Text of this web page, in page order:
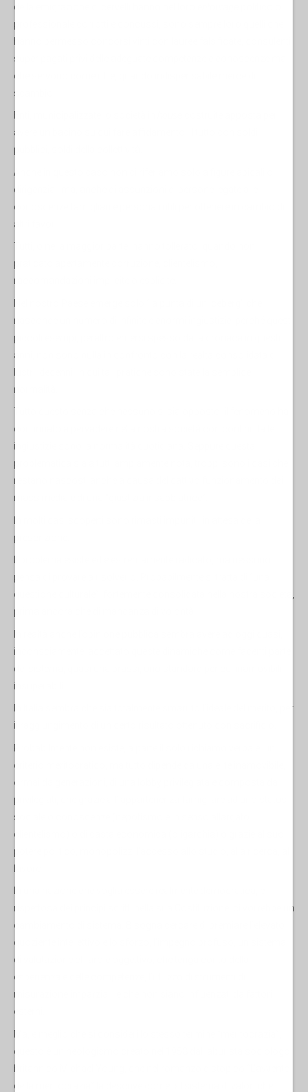
della emigrazione di cervelli hanno nel loro
professionale corrotti e concussi, sono sempre loro quelli che
super pagati privi delle adeguate competenze e conoscenze ma,
che servono come utile, quando indispensabile merce di
scambio.
avere un bacino su cui fare affidamento, il tutto con soldi
pubblici, soldi della collettività.
Anche in questo caso non ci riferiamo solo a figure apicali o
dirigenziali ma, anche di assunzioni di persone legate alle
conoscenze famigliari e personali utili per ottenere in cambio di
altri favori.
Tutti, o nella maggior parte, hanno tollerato, quando non
praticato apertamente corruzione, clientelismo,
raccomandazioni implicite o esplicite.
nasconde un numero di infinite e enormi ingiustizie, perché questi
piccoli esempi, peraltro emersi spesso dalla cronaca in questi
anni, non sono nulla in confronto con la realtà consolidata di
normalità.
Tutto questo senza che nessuno si sia opposto, il fenomeno ha
continuato a pervadere nella nostra società con continuità le
ingiustizie sono la normalità quotidiana. Seppure questa
problematica sia a tutti ampiamente nota, troppi sono i casi che
restano nascosti anche a causa del cattivo funzionamento dei
mass media e di una “giustizia insabbiatrice”.
prescrizione.
pensa di provare a risolverlo. Probabilmente si tratta di “una
questione culturale”, fortemente consolidata nella nostra società,
prima ancora che di mancanza di volontà.
inconsciamente, accettato queste dinamiche come facenti parte
del sistema, quasi una prassi, uno standard per cui inamovibili,
insuperabili.
In Italia sembra che sia totalmente smarrito l’ideale del merito, per
il raggiungimento di un certo risultato ottenuto con sacrificio.
criterio meritocratico, ma tutto dipende da una élite inamovibile,
ormai da generazioni, di una lobby privilegiata e composta da
privilegiati, che grazie all’ appartenenza famigliare ad uno status
sociale o conoscenze (nepotismo e in senso allargato
clientelismo) o di casta economica (oligarchia) o grazie al suo
potere politico, monopolizzi l’accesso allo studio, alla ricerca, al
rispettosa dei principi scritti nella sua Costituzione, ci vorrebbe un
cambiamento di sistema. Bisogna cercare di premiare l’elevato
quoziente intellettivo e lo sforzo, l’impegno profuso, un sistema
di valutazione chiaro e oggettivo, che tenga conto della
esperienza e delle competenze, l’utilizzo di strumenti di
misurazione imparziali, e che non siano influenzati da fattori
esterni.
questo è un neologismo creato nel 1958 dal laburista sociologo
della meritocrazia” la descrive come: «Il sistema di valori che